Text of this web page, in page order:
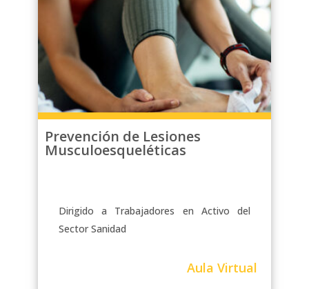
Prevención de Lesiones
Musculoesqueléticas
Dirigido a Trabajadores en Activo del
Sector Sanidad
Aula Virtual